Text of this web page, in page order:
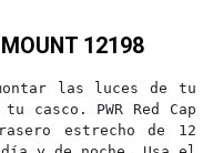
12198
las luces de tu
tu casco. PWR Red Cap
estrecho de 12